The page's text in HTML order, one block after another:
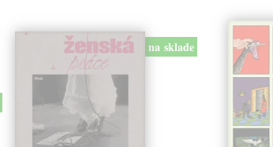
na sklade